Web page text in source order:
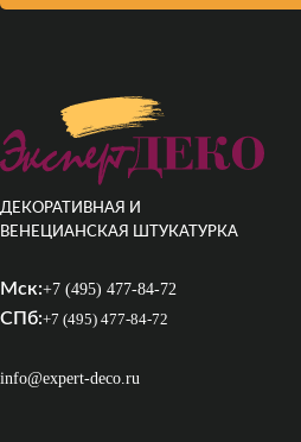
ДЕКОРАТИВНАЯ И
ВЕНЕЦИАНСКАЯ ШТУКАТУРКА
Мск:+7 (495) 477-84-72
СПб:+7 (495) 477-84-72
info@expert-deco.ru